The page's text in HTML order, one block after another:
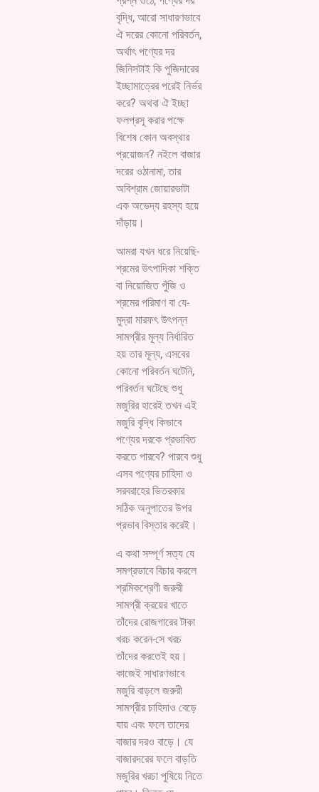
বৃদ্ধি, আরো সাধারণভাবে
ঐ দরের কোনো পরিবর্তন,
অর্থাৎ পণ্যের দর
জিনিসটাই কি পুজিদারের
ইচ্ছামাত্রের পরেই নির্ভর
করে? অথবা ঐ ইচ্ছা
ফলপ্রসূ করার পক্ষে
বিশেষ কোন অবস্থার
প্রয়োজন? নইলে বাজার
দরের ওঠানামা, তার
অবিশ্রাম জোয়ারভাটা
এক অভেদ্য রহস্য হয়ে
দাঁড়ায়।
আমরা যখন ধরে নিয়েছি-
শ্রমের উৎপাদিকা শক্তি
বা নিয়োজিত পুঁজি ও
শ্রমের পরিমাণ বা যে-
মুদ্রা মারফৎ উৎপন্ন
সামগ্রীর মূল্য নির্ধারিত
হয় তার মূল্য, এসবের
কোনো পরিবর্তন ঘটেনি,
পরিবর্তন ঘটেছে শুধু
মজুরির হারেই তখন এই
মজুরি বৃদ্ধি কিভাবে
পণ্যের দরকে প্রভাবিত
করতে পারবে? পারবে শুধু
এসব পণ্যের চাহিদা ও
সরবরাহের ভিতরকার
সঠিক অনুপাতের উপর
প্রভাব বিস্তার করেই।
এ কথা সম্পূর্ণ সত্য যে
সমগ্রভাবে বিচার করলে
শ্রমিকশ্রেণী জরুরী
সামগ্রী ক্রয়ের খাতে
তাঁদের রোজগারের টাকা
খরচ করেন-সে খরচ
তাঁদের করতেই হয়।
কাজেই সাধারণভাবে
মজুরি বাড়লে জরুরী
সামগ্রীর চাহিদাও বেড়ে
যায় এবং ফলে তাদের
বাজার দরও বাড়ে। যে
বাজারদরের ফলে বাড়তি
মজুরির খরচা পুষিয়ে নিতে